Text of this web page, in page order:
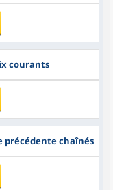
courants
précédente chaînés